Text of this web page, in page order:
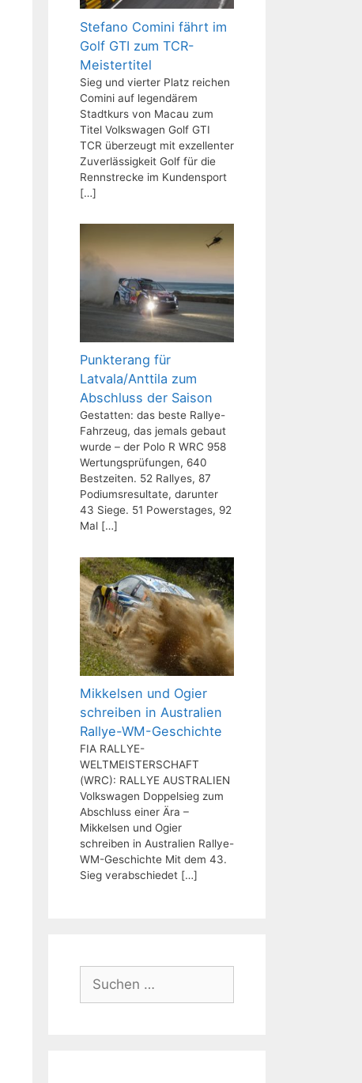
Stefano Comini fährt im
Golf GTI zum TCR-
Meistertitel
Sieg und vierter Platz reichen
Comini auf legendärem
Stadtkurs von Macau zum
Titel Volkswagen Golf GTI
TCR überzeugt mit exzellenter
Zuverlässigkeit Golf für die
Rennstrecke im Kundensport
[…]
Punkterang für
Latvala/Anttila zum
Abschluss der Saison
Gestatten: das beste Rallye-
Fahrzeug, das jemals gebaut
wurde – der Polo R WRC 958
Wertungsprüfungen, 640
Bestzeiten. 52 Rallyes, 87
Podiumsresultate, darunter
43 Siege. 51 Powerstages, 92
Mal […]
Mikkelsen und Ogier
schreiben in Australien
Rallye-WM-Geschichte
FIA RALLYE-
WELTMEISTERSCHAFT
(WRC): RALLYE AUSTRALIEN
Volkswagen Doppelsieg zum
Abschluss einer Ära –
Mikkelsen und Ogier
schreiben in Australien Rallye-
WM-Geschichte Mit dem 43.
Sieg verabschiedet […]
nach: